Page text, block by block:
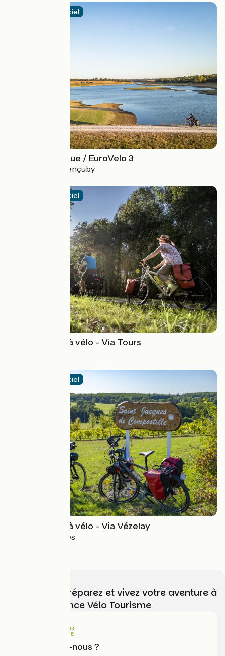
Itinéraire officiel
La Scandibérique / EuroVelo 3
Jeumont > Estérençuby
Itinéraire officiel
Saint-Jacques à vélo - Via Tours
Itinéraire officiel
Saint-Jacques à vélo - Via Vézelay
Vézelay > Limoges
Choisissez, préparez et vivez votre aventure à
vélo avec France Vélo Tourisme
Qui sommes-nous ?